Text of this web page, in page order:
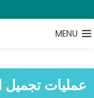
MENU
عمليات تجميل